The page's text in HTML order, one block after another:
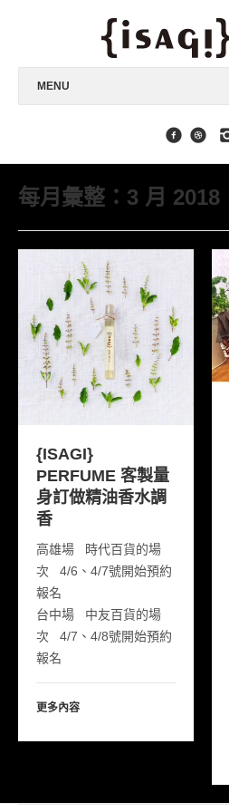
MENU
身心靈課程
能量商品
單方純精油
複方純精油
品牌故事
聯絡我們
網路商店
每月彙整：3 月 2018
{ISAGI}
PERFUME 客製量
身訂做精油香水調
香
高雄場 時代百貨的場
次 4/6、4/7號開始預約
報名
台中場 中友百貨的場
次 4/7、4/8號開始預約
報名
更多內容